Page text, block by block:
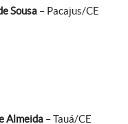
Sousa – Pacajus/CE
Almeida – Tauá/CE